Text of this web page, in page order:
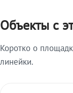
Объекты с
Коротко о
линейки.